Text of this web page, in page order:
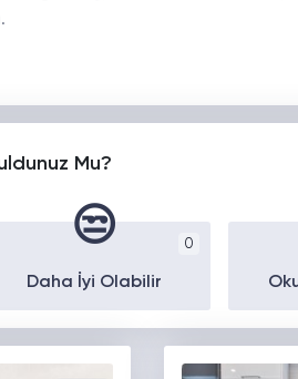
Mu?
0
😒
Daha İyi Olabilir